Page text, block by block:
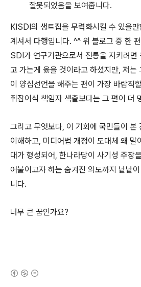
잘못되었음을 보여줍니다.
KISDI의 생트집을 무력화시킬 수 있을만
계셔서 다행입니다. ^^ 위 블로그 중 한
SDI가 연구기관으로서 전통을 지키려면
고 가는게 옳을 것이라고 하셨지만, 저
이 양심선언을 해주는 편이 가장 바람직
쥐잡이식 책임자 색출보다는 그 편이 더
그리고 무엇보다, 이 기회에 국민들이 본
이해하고, 미디어법 개정이 도대체 왜 말
대가 형성되어, 한나라당이 사기성 주장
어붙이고자 하는 숨겨진 의도까지 낱낱
니다.
너무 큰 꿈인가요?